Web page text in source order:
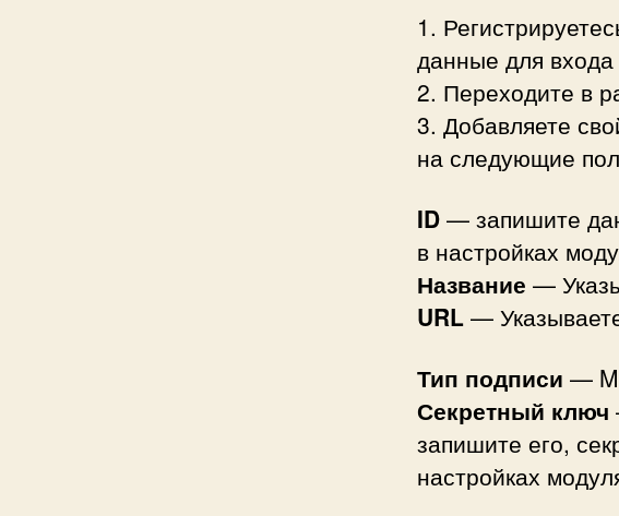
1.
данные для
2. Переходите в
3. Добавляете
на следующие
ID — запишите
в настройках
Название —
URL —
Тип подписи —
Секретный ключ
запишите его,
настройках